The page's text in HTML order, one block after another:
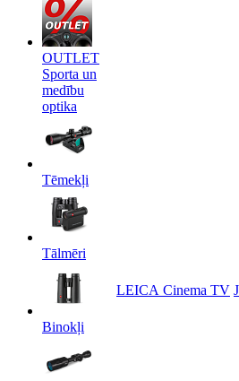
OUTLET
Sporta un
medību
optika
Tēmekļi
Tālmēri
Binokļi
LEICA Cinema TV